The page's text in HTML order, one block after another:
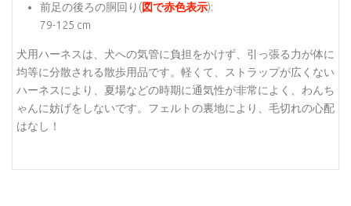
前足の後ろの胴回り(図で赤色表示):
79-125 cm
犬用ハーネスは、犬への気管に負担をかけず、引っ張る力が体に
均等に分散される散歩用品です。軽くて、ストラップが広くない
ハーネスにより、夏場などの時期に通気性が非常によく、わんち
ゃんに妨げをしないです。フェルトの裏地により、毛切れの心配
はなし！